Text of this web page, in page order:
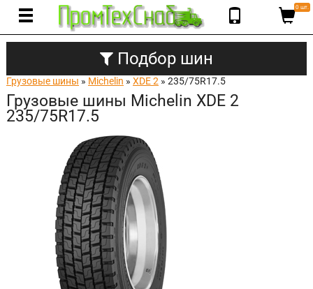
0 шт.
Подбор шин
Грузовые шины » Michelin » XDE 2 » 235/75R17.5
Грузовые шины Michelin XDE 2
235/75R17.5